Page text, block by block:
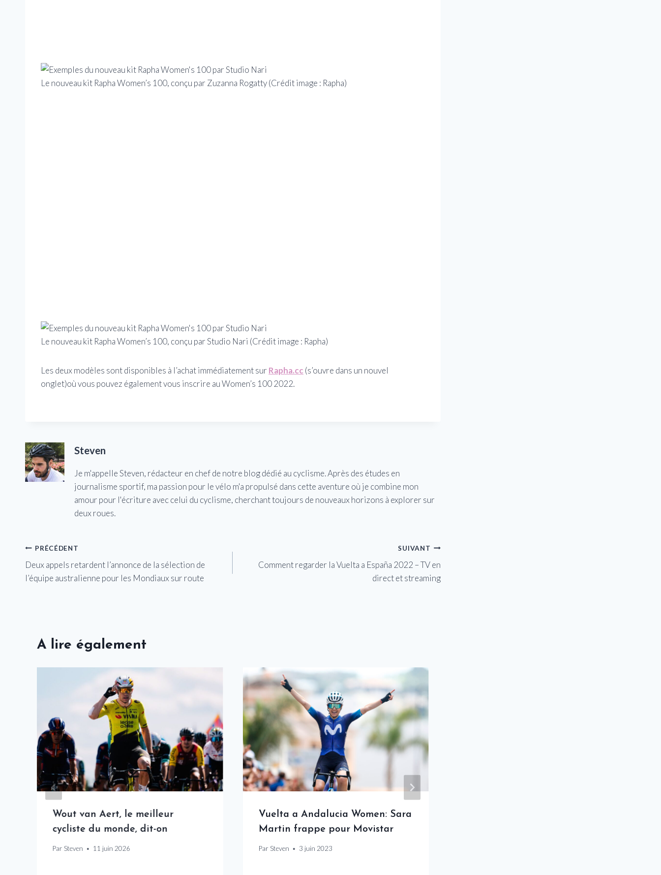
Le nouveau kit Rapha Women’s 100, conçu par Zuzanna Rogatty(Crédit image : Rapha)
Le nouveau kit Rapha Women’s 100, conçu par Studio Nari (Crédit image : Rapha)
Les deux modèles sont disponibles à l’achat immédiatement sur Rapha.cc (s’ouvre dans un nouvel
onglet)où vous pouvez également vous inscrire au Women’s 100 2022.
Steven
Je m'appelle Steven, rédacteur en chef de notre blog dédié au cyclisme. Après des études en
journalisme sportif, ma passion pour le vélo m'a propulsé dans cette aventure où je combine mon
amour pour l'écriture avec celui du cyclisme, cherchant toujours de nouveaux horizons à explorer sur
deux roues.
Navigation
de
PRÉCÉDENT
Deux appels retardent l’annonce de la sélection de
l’équipe australienne pour les Mondiaux sur route
SUIVANT
Comment regarder la Vuelta a España 2022 – TV en
direct et streaming
A lire également
Wout van Aert, le meilleur
cycliste du monde, dit-on
Par Steven 11 juin 2026
Vuelta a Andalucia Women: Sara
Martin frappe pour Movistar
Par Steven 3 juin 2023